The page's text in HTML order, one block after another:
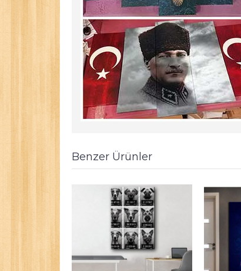
Benzer Ürünler